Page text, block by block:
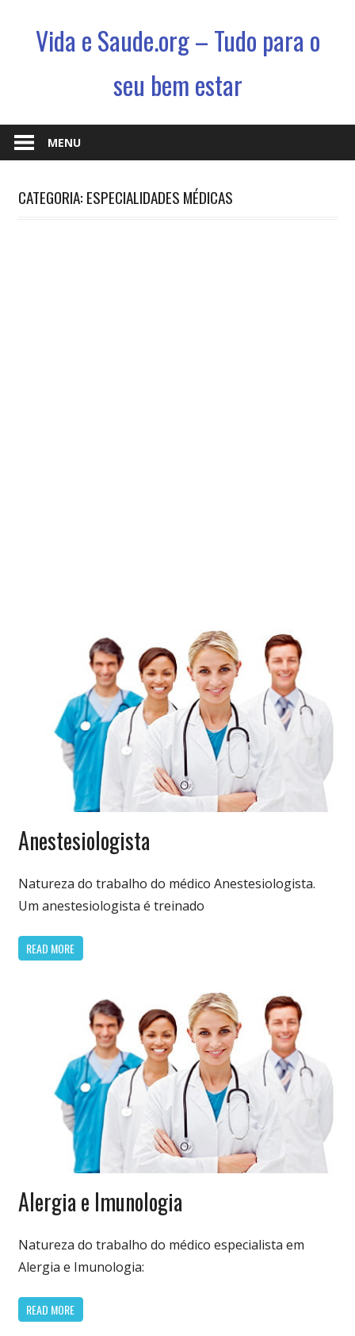
Vida e Saude.org – Tudo para o
seu bem estar
Saude
e
jeito
MENU
CATEGORIA: ESPECIALIDADES MÉDICAS
Médicas
Anestesiologista
Natureza do trabalho do médico Anestesiologista.
Um anestesiologista é treinado
READ MORE
Médicas
Alergia e Imunologia
Natureza do trabalho do médico especialista em
Alergia e Imunologia:
READ MORE